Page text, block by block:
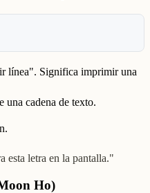
línea". Significa imprimir una
una cadena de texto.
esta letra en la pantalla."
Ho)